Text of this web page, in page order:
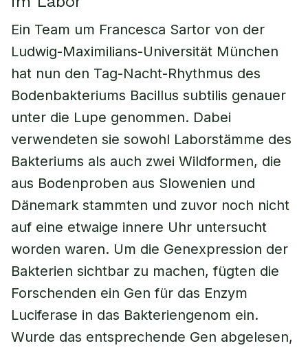
Ein Team um Francesca Sartor von der
Ludwig-Maximilians-Universität München
hat nun den Tag-Nacht-Rhythmus des
Bodenbakteriums Bacillus subtilis genauer
unter die Lupe genommen. Dabei
verwendeten sie sowohl Laborstämme des
Bakteriums als auch zwei Wildformen, die
aus Bodenproben aus Slowenien und
Dänemark stammten und zuvor noch nicht
auf eine etwaige innere Uhr untersucht
worden waren. Um die Genexpression der
Bakterien sichtbar zu machen, fügten die
Forschenden ein Gen für das Enzym
Luciferase in das Bakteriengenom ein.
Wurde das entsprechende Gen abgelesen,